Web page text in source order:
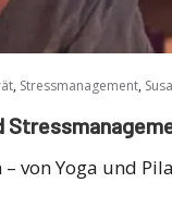
, Stressmanagement,
von Yoga und